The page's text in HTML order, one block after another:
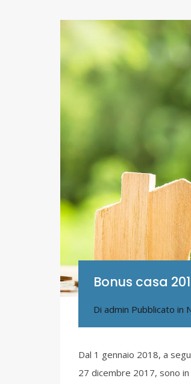
Bonus casa
Di admin Pubblicato in
Dal 1 gennaio 2018, a
27 dicembre 2017, sono